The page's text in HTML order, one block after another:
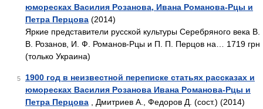
юморесках Василия Розанова, Ивана Романова-Рцы и
Петра Перцова (2014)
Яркие представители русской культуры Серебряного века В.
В. Розанов, И. Ф. Романов-Рцы и П. П. Перцов на… 1719 грн
(только Украина)
5
1900 год в неизвестной переписке статьях рассказах и
юморесках Василия Розанова Ивана Романова-Рцы и
Петра Перцова , Дмитриев А., Федоров Д. (сост.) (2014)